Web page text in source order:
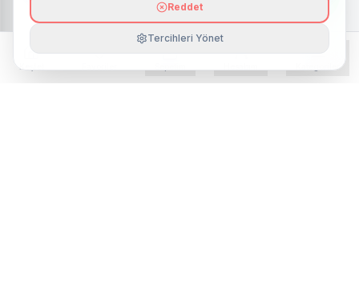
Kategoriler
Tercihleri Yönet
Reddet